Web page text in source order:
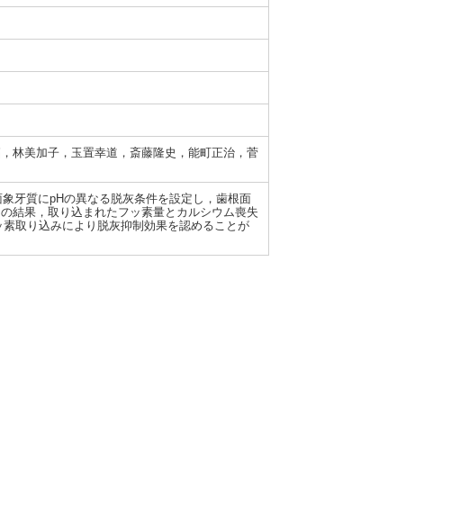
林美加子，玉置幸道，斎藤隆史，能町正治，菅
牙質にpHの異なる脱灰条件を設定し，歯根面
結果，取り込まれたフッ素量とカルシウム喪失
取り込みにより脱灰抑制効果を認めることが